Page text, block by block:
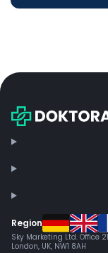
Region
Sky Marketing Ltd. Office
London, UK, NW1 8AH